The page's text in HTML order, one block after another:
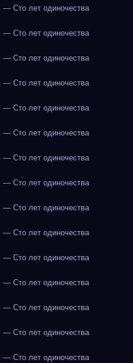
— Сто лет одиночества
— Сто лет одиночества
— Сто лет одиночества
— Сто лет одиночества
— Сто лет одиночества
— Сто лет одиночества
— Сто лет одиночества
— Сто лет одиночества
— Сто лет одиночества
— Сто лет одиночества
— Сто лет одиночества
— Сто лет одиночества
— Сто лет одиночества
— Сто лет одиночества
— Сто лет одиночества